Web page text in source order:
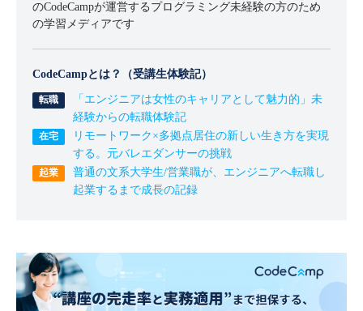
のCodeCampが運営するプログラミング未経験の方のため
の学習メディアです
CodeCampとは？（受講生体験記）
「エンジニアは女性のキャリアとして魅力的」未
経験からの転職体験記
リモートワーク×多拠点居住の新しい生き方を実現
する。元バレエダンサーの挑戦
普通の文系大学生/営業職が、エンジニアへ転職し
起業するまで成長の記録